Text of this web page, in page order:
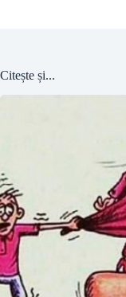
Citește și...